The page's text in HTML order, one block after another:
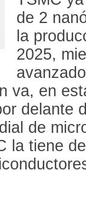
de 2
la
2025,
va, en
delante
de
la tiene